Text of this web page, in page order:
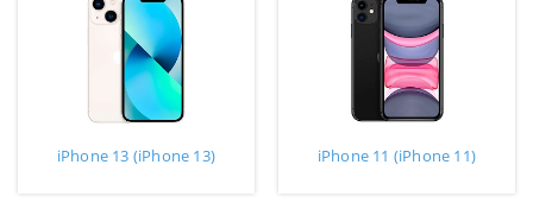
iPhone 13 (iPhone 13) iPhone 11 (iPhone 11)